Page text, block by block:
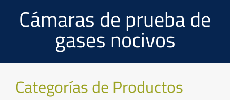
Cámaras de prueba de
gases nocivos
Categorías de Productos